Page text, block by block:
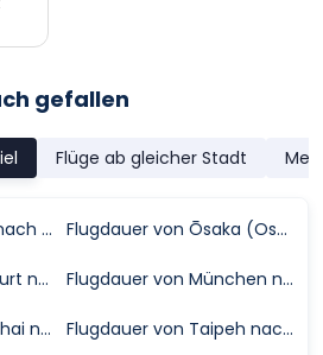
gefallen
Flüge ab gleicher Stadt
Flugdauer von Wien nach Seoul Flugdauer von Ōsaka (Osaka) nach Seoul
Flugdauer von Frankfurt nach Seoul Flugdauer von München nach Seoul
Flugdauer von Shanghai nach Seoul Flugdauer von Taipeh nach Seoul